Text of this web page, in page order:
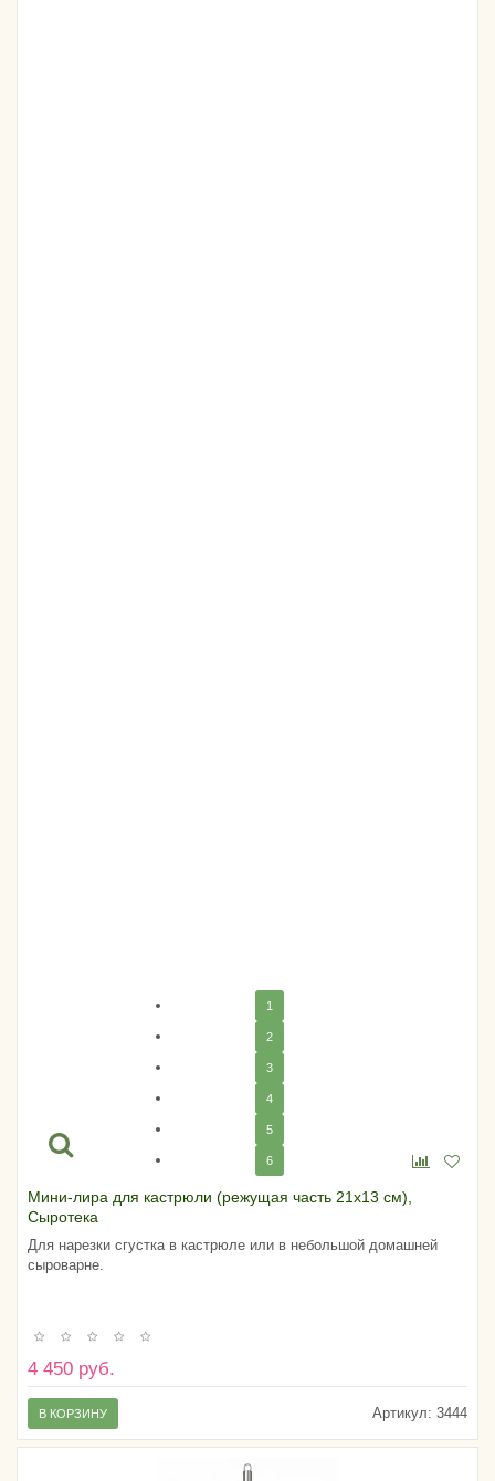
1
2
3
4
5
6
Мини-лира для кастрюли (режущая часть 21х13 см),
Сыротека
Для нарезки сгустка в кастрюле или в небольшой домашней
сыроварне.
4 450 руб.
Артикул: 3444
В КОРЗИНУ